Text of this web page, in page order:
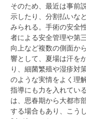
そのため、最近は事前
示したり、分割払いな
みられる。手術の安全
者による安全管理や第
向上など複数の側面か
響として、夏場は汗を
り、細菌繁殖や湿疹対
のような実情をよく理
指導にも力を入れてい
は、思春期から大都市
する場合もあり、こう